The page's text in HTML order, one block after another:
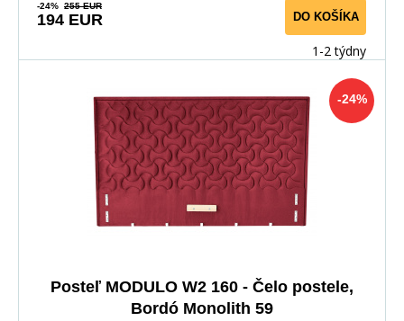
-24% 255 EUR
194 EUR DO KOŠÍKA
1-2 týdny
-24%
Posteľ MODULO W2 160 - Čelo postele,
Bordó Monolith 59